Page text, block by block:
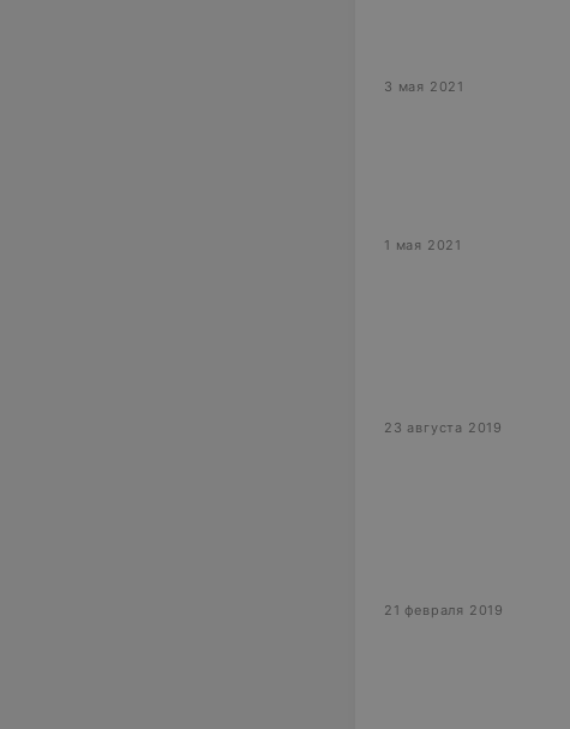
3 мая 2021
1 мая 2021
23 августа 2019
21 февраля 2019